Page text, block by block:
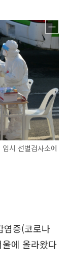
시 선별검사소에
염증(코로나
에 올라왔다